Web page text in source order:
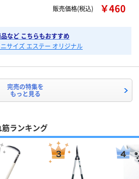
販売価格(税込)
￥460
など こちらもおすすめ
ニサイズ エステー オリジナル
完売の特集を
もっと見る
ランキング